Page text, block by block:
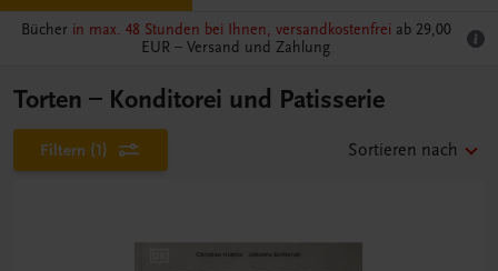
Bücher in max. 48 Stunden bei Ihnen, versandkostenfrei ab 29,00
EUR – Versand und Zahlung
Torten – Konditorei und Patisserie
Filtern (1) Sortieren nach